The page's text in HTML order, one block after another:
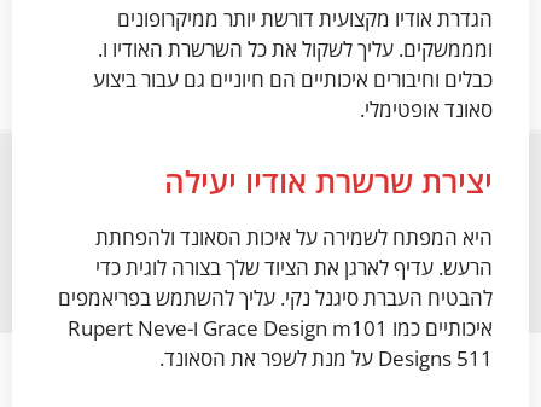
הגדרת אודיו מקצועית דורשת יותר ממיקרופונים
ומממשקים. עליך לשקול את כל השרשרת האודיו ו.
כבלים וחיבורים איכותיים הם חיוניים גם עבור ביצוע
סאונד אופטימלי.
יצירת שרשרת אודיו יעילה
היא המפתח לשמירה על איכות הסאונד ולהפחתת
הרעש. עדיף לארגן את הציוד שלך בצורה לוגית כדי
להבטיח העברת סיגנל נקי. עליך להשתמש בפריאמפים
איכותיים כמו Grace Design m101 ו-Rupert Neve
Designs 511 על מנת לשפר את הסאונד.